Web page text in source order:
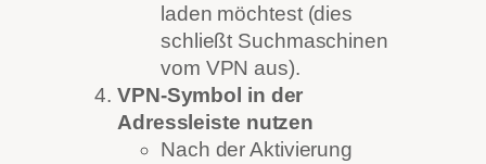
laden möchtest (dies
schließt Suchmaschinen
vom VPN aus).
VPN-Symbol in der
Adressleiste nutzen
Nach der Aktivierung